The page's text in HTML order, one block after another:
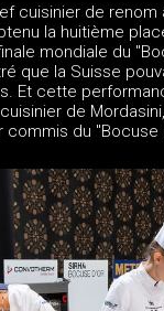
cuisinier de renom
la huitième
mondiale du
que la Suisse
Et cette
de
commis du